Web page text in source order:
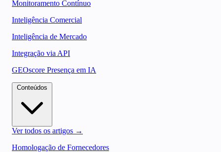
Monitoramento Contínuo
Inteligência Comercial
Inteligência de Mercado
Integração via API
GEOscore Presença em IA
Ver todos os artigos →
Homologação de Fornecedores